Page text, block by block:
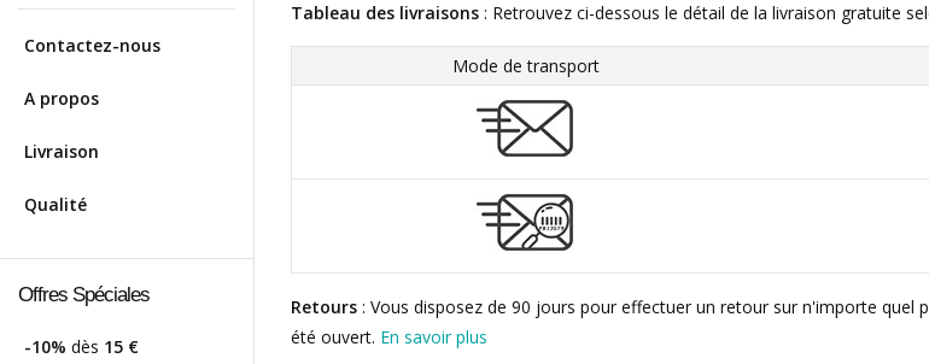
Contactez-nous
A propos
Livraison
Qualité
Offres Spéciales
-10% dès 15 €
Tableau des livraisons : Retrouvez ci-dessous le détail de la livraison gratuite
Mode de transport
Retours : Vous disposez de 90 jours pour effectuer un retour sur n'importe
été ouvert. En savoir plus